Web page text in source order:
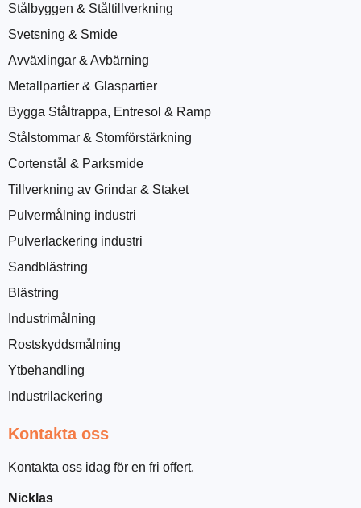
Stålbyggen & Ståltillverkning
Svetsning & Smide
Avväxlingar & Avbärning
Metallpartier & Glaspartier
Bygga Ståltrappa, Entresol & Ramp
Stålstommar & Stomförstärkning
Cortenstål & Parksmide
Tillverkning av Grindar & Staket
Pulvermålning industri
Pulverlackering industri
Sandblästring
Blästring
Industrimålning
Rostskyddsmålning
Ytbehandling
Industrilackering
Kontakta oss
Kontakta oss idag för en fri offert.
Nicklas